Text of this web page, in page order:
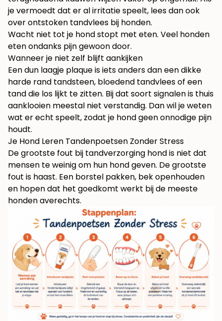
je vermoedt dat er al irritatie speelt, lees dan ook
overontstoken tandvlees bij honden.
Wacht niet tot je hond stopt met eten. Veel honden
eten ondanks pijn gewoon door.
Wanneer je niet zelf blijft aankijken
Een dun laagje plaque is iets anders dan een dikke
harde rand tandsteen, bloedend tandvlees of een
tand die los lijkt te zitten. Bij dat soort signalen is thuis
aanklooien meestal niet verstandig. Dan wil je weten
wat er echt speelt, zodat je hond geen onnodige pijn
houdt.
Je Hond Leren Tandenpoetsen Zonder Stress
De grootste fout bij tandverzorging hond is niet dat
mensen te weinig om hun hond geven. De grootste
fout is haast. Een borstel pakken, bek openhouden
en hopen dat het goedkomt werkt bij de meeste
honden averechts.